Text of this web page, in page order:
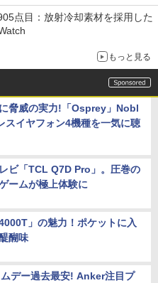
点目：放射冷却素材を採用した
もっと見る
脅威の実力!「Osprey」Nobl
スイヤフォン4機種を一気に聴
ビ「TCL Q7D Pro」。圧巻の
ームが極上体験に
」の魅力！ポケットに入
醐味
デー過去最安! Anker注目プ